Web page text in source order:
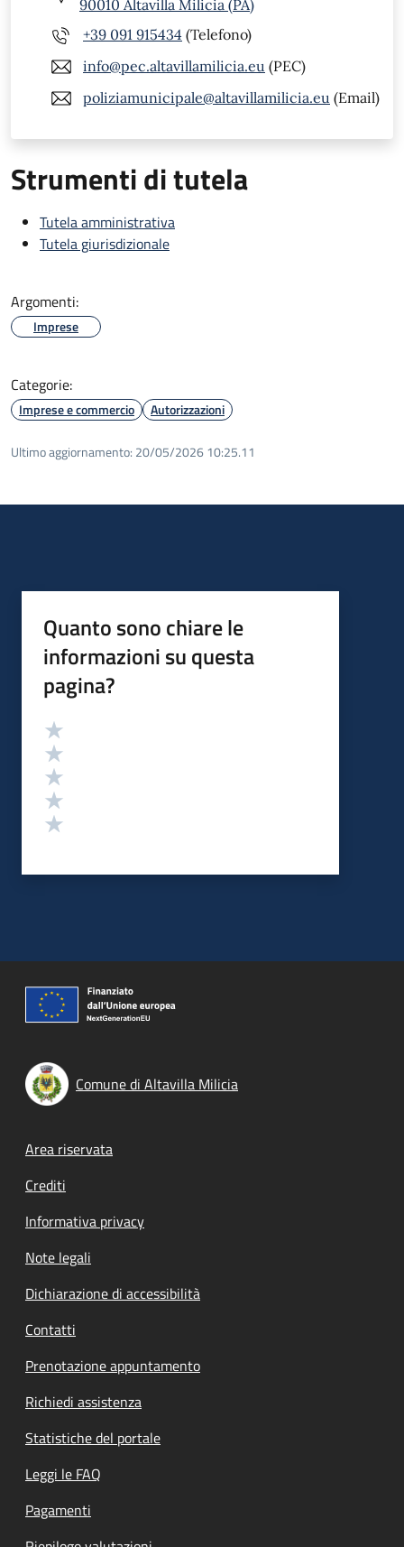
90010 Altavilla Milicia (PA)
+39 091 915434 (Telefono)
info@pec.altavillamilicia.eu (PEC)
poliziamunicipale@altavillamilicia.eu (Email)
Strumenti di tutela
Tutela amministrativa
Tutela giurisdizionale
Argomenti:
Imprese
Categorie:
Imprese e commercio Autorizzazioni
Ultimo aggiornamento: 20/05/2026 10:25.11
Quanto sono chiare le
informazioni su questa
pagina?
Valutazione
Comune di Altavilla Milicia
Footer menu
Area riservata
Crediti
Informativa privacy
Note legali
Dichiarazione di accessibilità
Contatti
Prenotazione appuntamento
Richiedi assistenza
Statistiche del portale
Leggi le FAQ
Pagamenti